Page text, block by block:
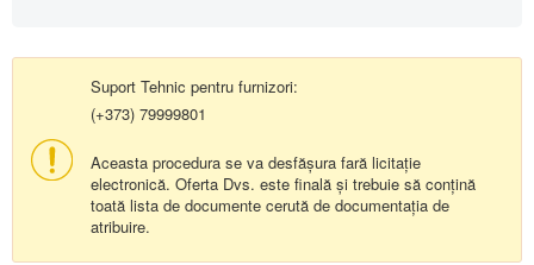
Suport Tehnic pentru furnizori:
(+373) 79999801
Aceasta procedura se va desfășura fară licitație
electronică. Oferta Dvs. este finală și trebuie să conțină
toată lista de documente cerută de documentația de
atribuire.